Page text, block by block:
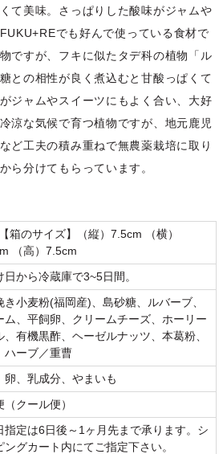
て美味。さっぱりした酸味がジャムや
でも好んで使っている食材で
ですが、フキに似たタデ科の植物「ル
との相性が良く煮込むと甘酸っぱくて
ジャムやスイーツにもよく合い、大好
涼な気候で育つ植物ですが、地元鹿児
ど工夫の積み重ねで無農薬栽培に取り
ら分けてもらっています。
箱のサイズ】（縦）7.5cm （横）
（高）7.5cm
日から冷蔵庫で3~5日間。
き小麦粉(福岡産)、島砂糖、ルバーブ、
ム、平飼卵、クリームチーズ、ホーリー
、有機黒酢、ヘーゼルナッツ、本葛粉、
ハーブ／重曹
卵、乳成分、やまいも
（クール便）
指定は6日後～1ヶ月先まで承ります。シ
ングカート内にてご指定下さい。